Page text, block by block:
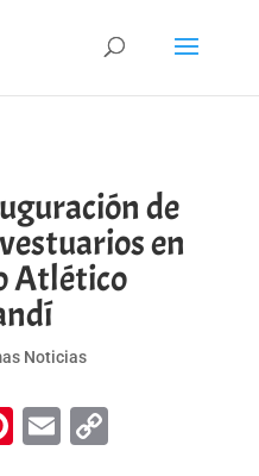
de
en
Atlético
Noticias
Pinterest
EmailCopy